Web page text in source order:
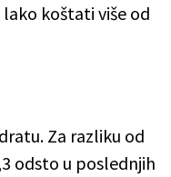
koštati više od
Za razliku od
odsto u poslednjih